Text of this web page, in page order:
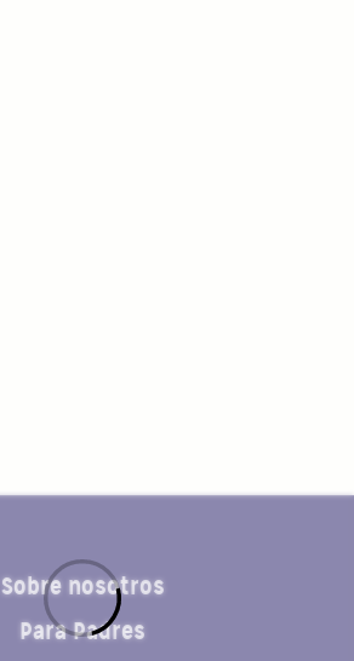
Sobre nosotros
Para Padres